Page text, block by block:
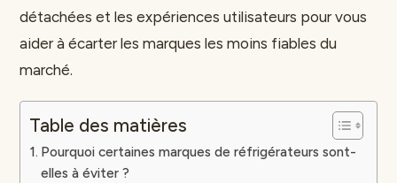
détachées et les expériences utilisateurs pour vous
aider à écarter les marques les moins fiables du
marché.
Table des matières
Pourquoi certaines marques de réfrigérateurs sont-
elles à éviter ?